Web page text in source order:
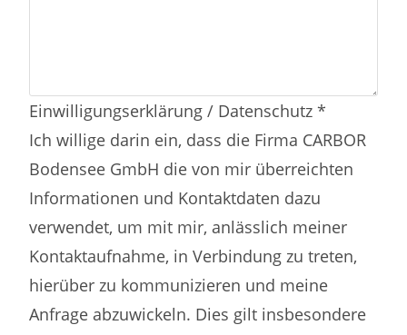
Einwilligungserklärung / Datenschutz *
Ich willige darin ein, dass die Firma CARBOR
Bodensee GmbH die von mir überreichten
Informationen und Kontaktdaten dazu
verwendet, um mit mir, anlässlich meiner
Kontaktaufnahme, in Verbindung zu treten,
hierüber zu kommunizieren und meine
Anfrage abzuwickeln. Dies gilt insbesondere